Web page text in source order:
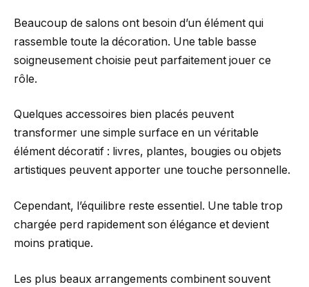
Beaucoup de salons ont besoin d’un élément qui
rassemble toute la décoration. Une table basse
soigneusement choisie peut parfaitement jouer ce
rôle.
Quelques accessoires bien placés peuvent
transformer une simple surface en un véritable
élément décoratif : livres, plantes, bougies ou objets
artistiques peuvent apporter une touche personnelle.
Cependant, l’équilibre reste essentiel. Une table trop
chargée perd rapidement son élégance et devient
moins pratique.
Les plus beaux arrangements combinent souvent